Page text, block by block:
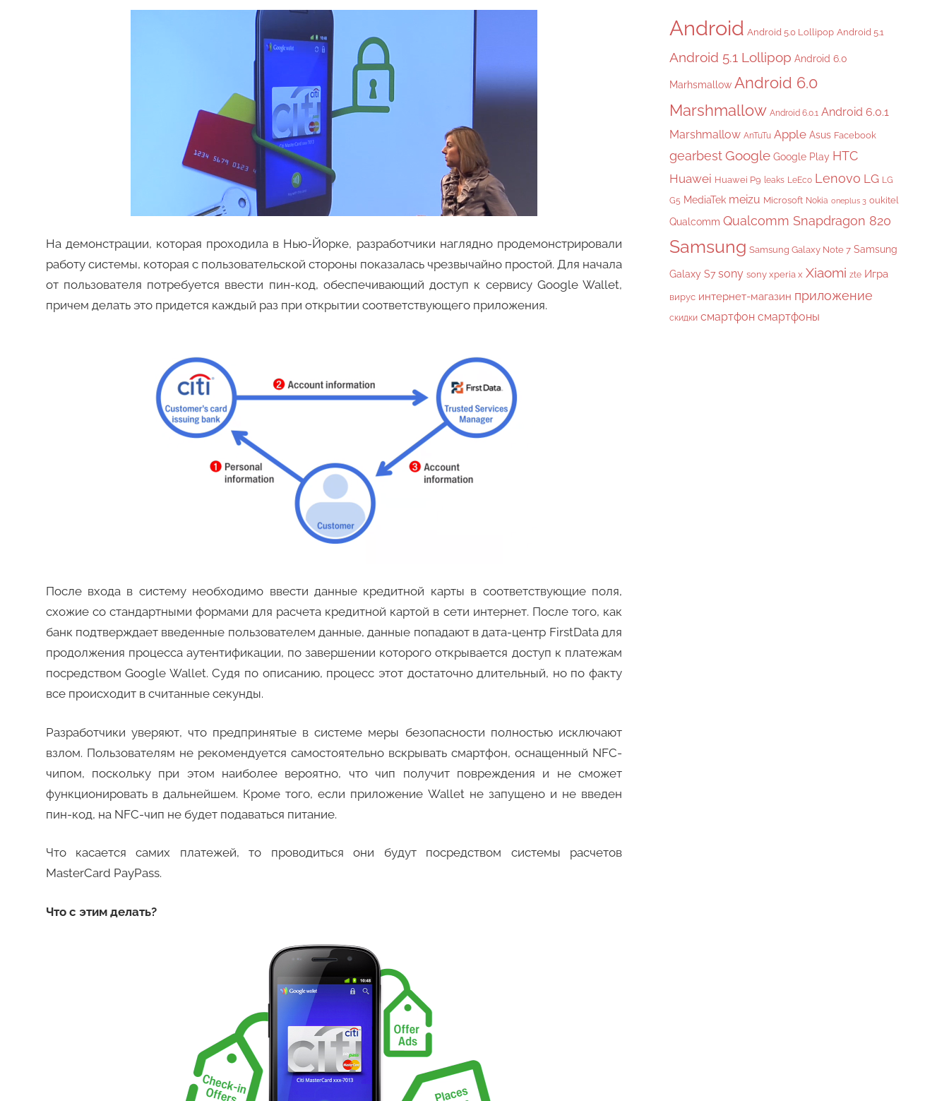
На демонстрации, которая проходила в Нью-Йорке, разработчики наглядно продемонстрировали
работу системы, которая с пользовательской стороны показалась чрезвычайно простой. Для начала
от пользователя потребуется ввести пин-код, обеспечивающий доступ к сервису Google Wallet,
причем делать это придется каждый раз при открытии соответствующего приложения.
После входа в систему необходимо ввести данные кредитной карты в соответствующие поля,
схожие со стандартными формами для расчета кредитной картой в сети интернет. После того, как
банк подтверждает введенные пользователем данные, данные попадают в дата-центр FirstData для
продолжения процесса аутентификации, по завершении которого открывается доступ к платежам
посредством Google Wallet. Судя по описанию, процесс этот достаточно длительный, но по факту
все происходит в считанные секунды.
Разработчики уверяют, что предпринятые в системе меры безопасности полностью исключают
взлом. Пользователям не рекомендуется самостоятельно вскрывать смартфон, оснащенный NFC-
чипом, поскольку при этом наиболее вероятно, что чип получит повреждения и не сможет
функционировать в дальнейшем. Кроме того, если приложение Wallet не запущено и не введен
пин-код, на NFC-чип не будет подаваться питание.
Что касается самих платежей, то проводиться они будут посредством системы расчетов
MasterCard PayPass.
Что с этим делать?
Android Android 5.0 Lollipop Android 5.1
Android 5.1 Lollipop Android 6.0
Marhsmallow Android 6.0
Marshmallow Android 6.0.1 Android 6.0.1
Marshmallow AnTuTu Apple Asus Facebook
gearbestGoogle Google Play HTC
Huawei Huawei P9 leaks LeEco Lenovo LG LG
G5 MediaTek meizu Microsoft Nokia oneplus 3 oukitel
Qualcomm Qualcomm Snapdragon 820
Samsung Samsung Galaxy Note 7 Samsung
Galaxy S7 sony sony xperia x Xiaomi zte Игра
вирус интернет-магазин приложение
скидки смартфон смартфоны